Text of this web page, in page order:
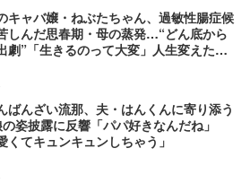
キャバ嬢・ねぶたちゃん、過敏性腸症候
しんだ思春期・母の蒸発…“どん底から
劇”「生きるのって大変」人生変えた言
ばんざい流那、夫・はんくんに寄り添う
姿披露に反響「パパ好きなんだね」
くてキュンキュンしちゃう」